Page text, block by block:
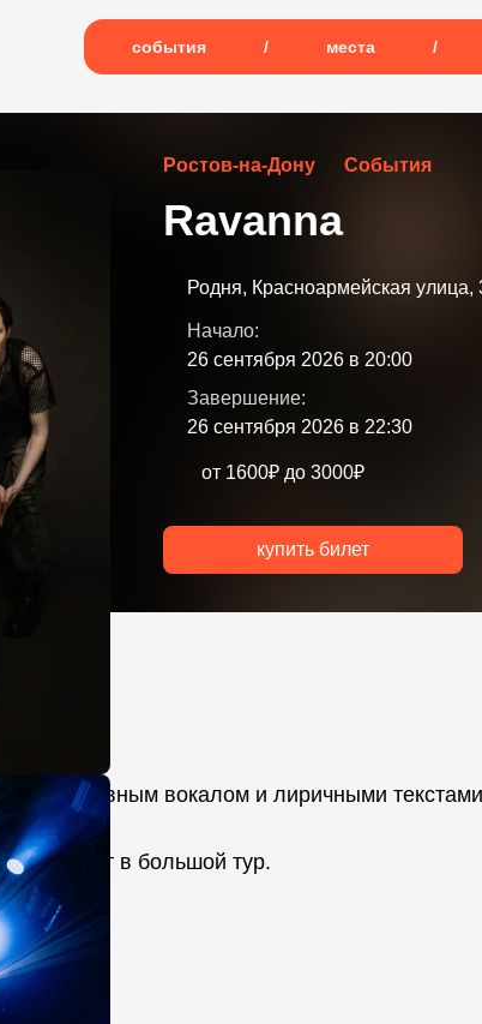
события / места /
Ростов-на-Дону События
Ravanna
купить билет
Родня, Красноармейская улица,
Начало:
26 сентября 2026 в 20:00
Завершение:
26 сентября 2026 в 22:30
от 1600₽ до 3000₽
с надрывным вокалом и лиричными
едут в большой тур.